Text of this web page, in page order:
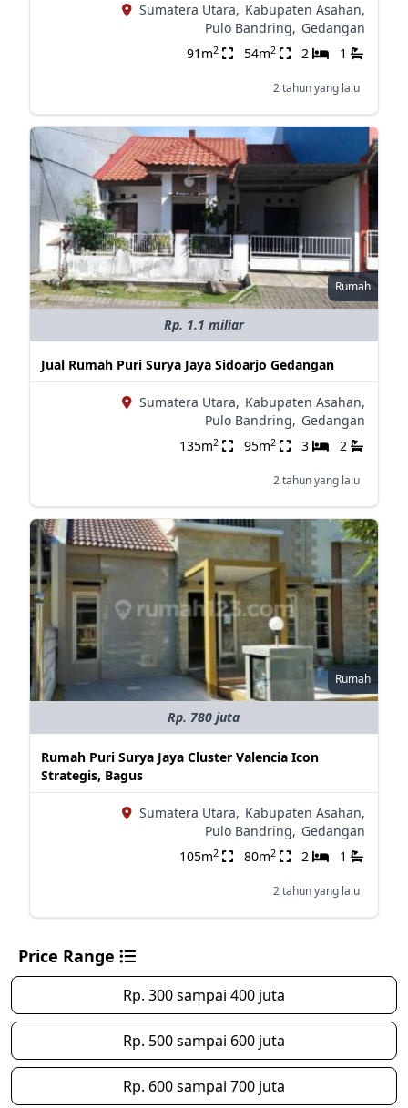
Sumatera Utara, Kabupaten Asahan,
Pulo Bandring, Gedangan
91m2 54m2 2 1
2 tahun yang lalu
Rumah
Rp. 1.1 miliar
Jual Rumah Puri Surya Jaya Sidoarjo Gedangan
Sumatera Utara, Kabupaten Asahan,
Pulo Bandring, Gedangan
135m2 95m2 3 2
2 tahun yang lalu
Rumah
Rp. 780 juta
Rumah Puri Surya Jaya Cluster Valencia Icon
Strategis, Bagus
Sumatera Utara, Kabupaten Asahan,
Pulo Bandring, Gedangan
105m2 80m2 2 1
2 tahun yang lalu
Price Range
Rp. 300 sampai 400 juta
Rp. 500 sampai 600 juta
Rp. 600 sampai 700 juta